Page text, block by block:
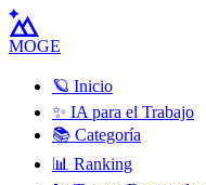
MOGE
🪐 Inicio
✨ IA para el Trabajo
📚 Categoría
📊 Ranking